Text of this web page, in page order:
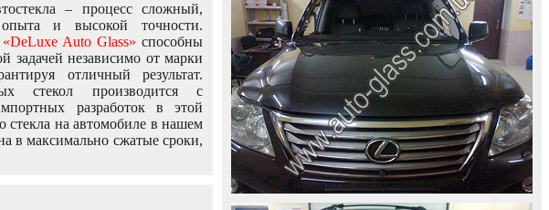
– процесс сложный,
и высокой точности.
«DeLuxe Auto Glass» способны
задачей независимо от марки
отличный результат.
стекол производится с
разработок в этой
стекла на автомобиле в нашем
в максимально сжатые сроки,